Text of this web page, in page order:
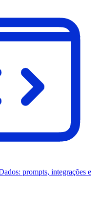
prompts, integrações e